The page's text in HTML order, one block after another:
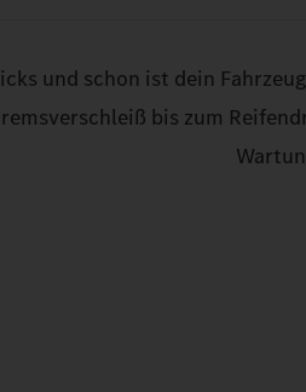
und schon ist dein
bis zum